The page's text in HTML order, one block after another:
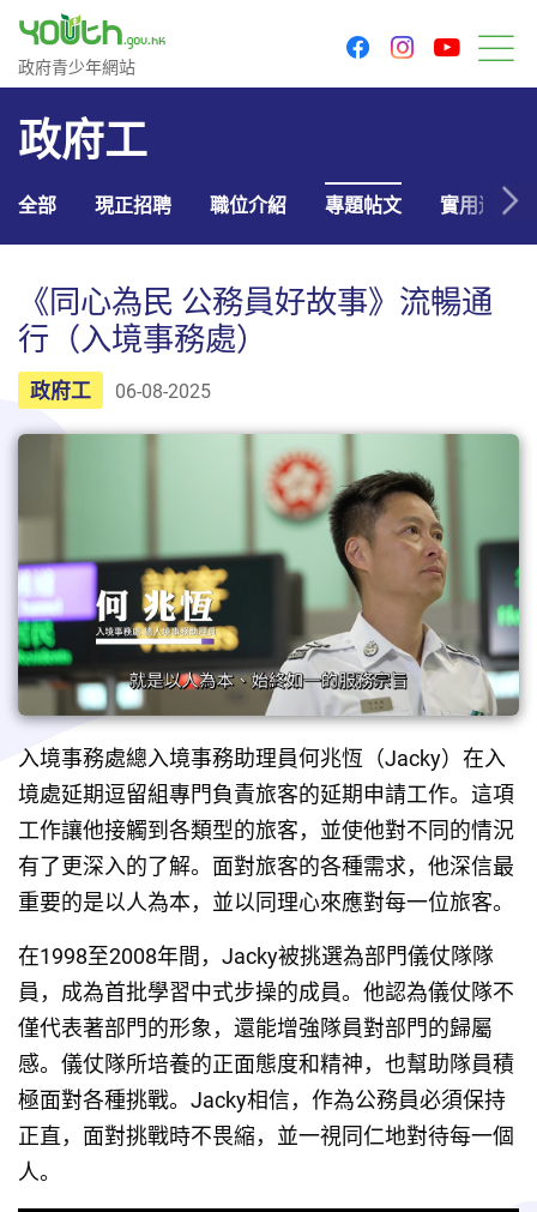
政府青少年網站
政府青少年網站
facebookinstagram
政府工
全部 現正招聘 職位介紹 專題帖文 實用連結
《同心為民 公務員好故事》流暢通
行（入境事務處）
政府工 06-08-2025
入境事務處總入境事務助理員何兆恆（Jacky）在入
境處延期逗留組專門負責旅客的延期申請工作。這項
工作讓他接觸到各類型的旅客，並使他對不同的情況
有了更深入的了解。面對旅客的各種需求，他深信最
重要的是以人為本，並以同理心來應對每一位旅客。
在1998至2008年間，Jacky被挑選為部門儀仗隊隊
員，成為首批學習中式步操的成員。他認為儀仗隊不
僅代表著部門的形象，還能增強隊員對部門的歸屬
感。儀仗隊所培養的正面態度和精神，也幫助隊員積
極面對各種挑戰。Jacky相信，作為公務員必須保持
正直，面對挑戰時不畏縮，並一視同仁地對待每一個
人。